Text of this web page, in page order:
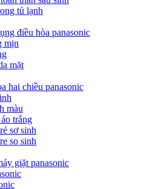
tủ lạnh
điều hòa panasonic
mịn
mặt
hai chiều panasonic
màu
trắng
sơ sinh
so sinh
giặt panasonic